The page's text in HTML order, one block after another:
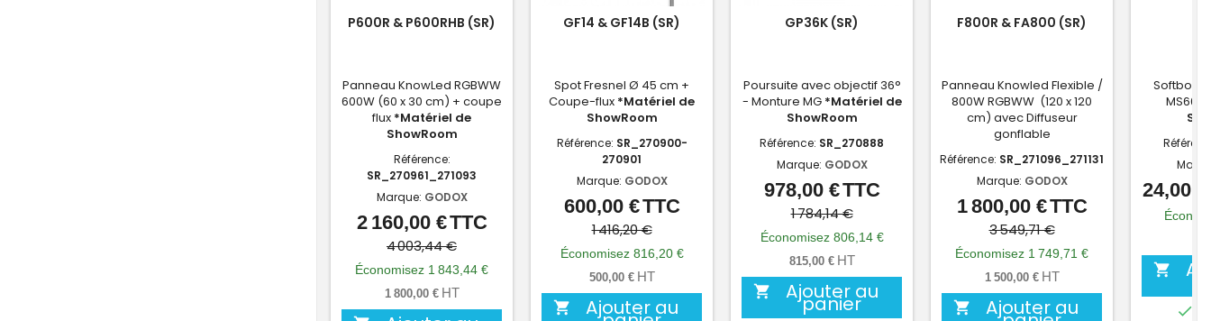
P600R & P600RHB (SR)
Panneau KnowLed RGBWW
600W (60 x 30 cm) + coupe
flux *Matériel de
ShowRoom
Référence:
SR_270961_271093
Marque: GODOX
Prix
Prix
de
base
2 160,00 €TTC
4 003,44 €
Économisez 1 843,44 €
1 800,00 € HT
GF14 & GF14B (SR)
Spot Fresnel Ø 45 cm +
Coupe-flux *Matériel de
ShowRoom
Référence: SR_270900-
270901
Marque: GODOX
Prix
Prix
de
base
600,00 €TTC
1 416,20 €
Économisez 816,20 €
500,00 € HT
 Ajouter au
GP36K (SR)
Poursuite avec objectif 36°
- Monture MG *Matériel de
ShowRoom
Référence: SR_270888
Marque: GODOX
Prix
Prix
de
base
978,00 €TTC
1 784,14 €
Économisez 806,14 €
815,00 € HT
 Ajouter au
panier
F800R & FA800 (SR)
Panneau Knowled Flexible /
800W RGBWW (120 x 120
cm) avec Diffuseur
gonflable
Référence: SR_271096_271131
Marque: GODOX
Prix
Prix
de
base
1 800,00 €TTC
3 549,71 €
Économisez 1 749,71 €
1 500,00 € HT
 Ajouter au
Softbox
MS60
24,00 €

